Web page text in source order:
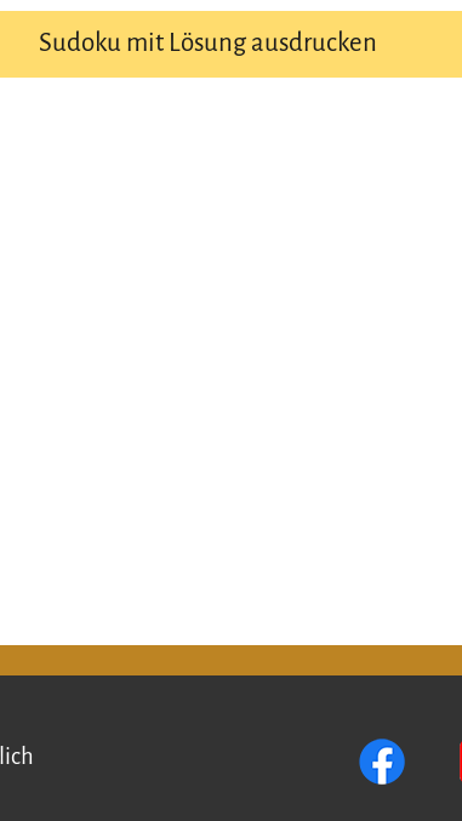
Sudoku mit Lösung ausdrucken